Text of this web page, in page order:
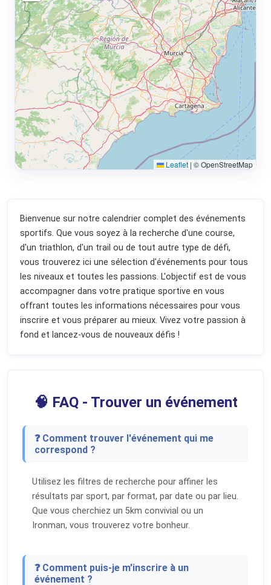
Leaflet | © OpenStreetMap
Bienvenue sur notre calendrier complet des événements
sportifs. Que vous soyez à la recherche d'une course,
d'un triathlon, d'un trail ou de tout autre type de défi,
vous trouverez ici une sélection d'événements pour tous
les niveaux et toutes les passions. L'objectif est de vous
accompagner dans votre pratique sportive en vous
offrant toutes les informations nécessaires pour vous
inscrire et vous préparer au mieux. Vivez votre passion à
fond et lancez-vous de nouveaux défis !
🧠 FAQ - Trouver un événement
❓ Comment trouver l'événement qui me
correspond ?
Utilisez les filtres de recherche pour affiner les
résultats par sport, par format, par date ou par lieu.
Que vous cherchiez un 5km convivial ou un
Ironman, vous trouverez votre bonheur.
❓ Comment puis-je m'inscrire à un
événement ?